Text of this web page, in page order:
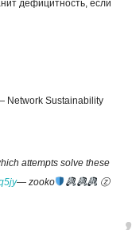
дефицитность, если
Network Sustainability
attempts solve these
— zooko
ⓩ